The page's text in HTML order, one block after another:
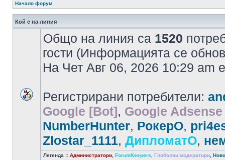
Начало форум
Кой е на линия
Общо на линия са 1520
гости (Информацията се
На Чет Авг 06, 2026 10:29
Регистрирани потребители:
Google [Bot], Google
NumberHunter, РокерО,
Zlostar_1111, ДипломатО,
Легенда :: Администратори ForumKeepers Глобални модератори